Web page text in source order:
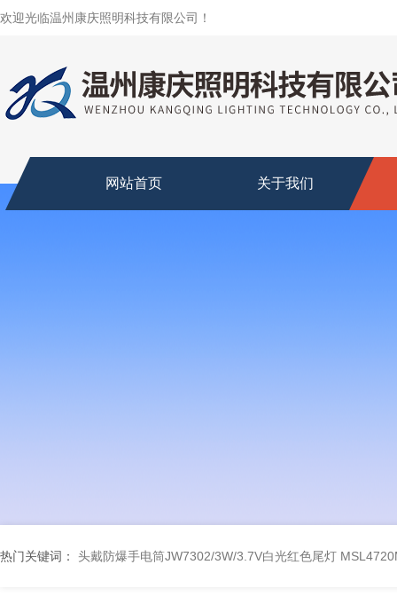
欢迎光临温州康庆照明科技有限公司！
网站首页 关于我们
热门关键词： 头戴防爆手电筒JW7302/3W/3.7V白光红色尾灯